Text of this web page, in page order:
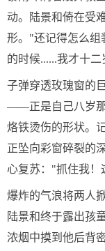
动。陆景和倚在受
形。"还记得怎么组
的时候......我才十二
子弹穿透玫瑰窗的
——正是自己八岁那
烙铁烫伤的形状。
正坠向彩窗碎裂的
心复苏："抓住我！
爆炸的气浪将两人
陆景和终于露出孩
浓烟中摸到他后背